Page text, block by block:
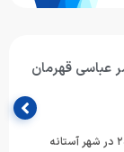
عباسی قهرمان
در نخستین روز از رقابت‌های شنای قهرمانی غرب آسیا ۲۰۲۶ در شهر آستانه